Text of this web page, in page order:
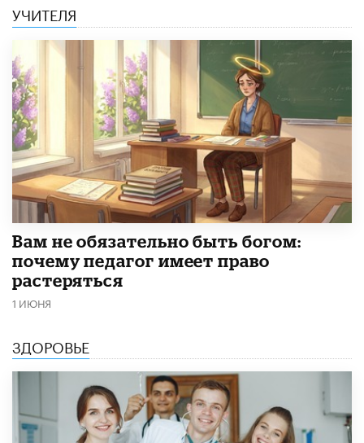
УЧИТЕЛЯ
​Вам не обязательно быть богом:
почему педагог имеет право
растеряться
1 ИЮНЯ
ЗДОРОВЬЕ